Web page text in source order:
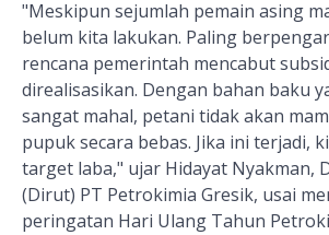
"Meskipun sejumlah pemain asing
belum kita lakukan. Paling
rencana pemerintah mencabut
direalisasikan. Dengan bahan baku
sangat mahal, petani tidak akan
pupuk secara bebas. Jika ini terjadi,
target laba," ujar Hidayat Nyakman,
(Dirut) PT Petrokimia Gresik, usai
peringatan Hari Ulang Tahun